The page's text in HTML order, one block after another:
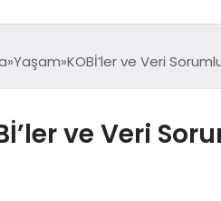
Yaşam KOBİ’ler ve Veri
ve Veri